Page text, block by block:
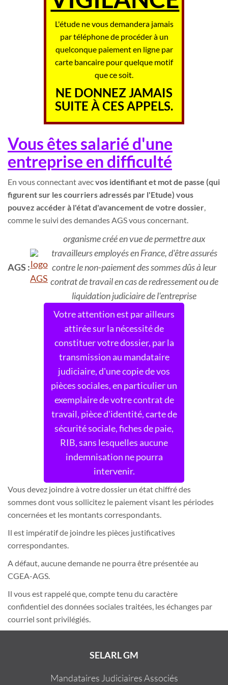
L'étude ne vous demandera jamais
par téléphone de procéder à un
quelconque paiement en ligne par
carte bancaire pour quelque motif
que ce soit.
NE DONNEZ JAMAIS
SUITE À CES APPELS.
Vous êtes salarié d'une
entreprise en difficulté
En vous connectant avecvos identifiant et mot de passe (qui
figurent sur les courriers adressés par l'Etude) vous
pouvez accéder à l'état d'avancement de votre dossier,
comme le suivi des demandes AGS vous concernant.
AGS :
organisme créé en vue de permettre aux
travailleurs employés en France, d'être assurés
contre le non-paiement des sommes dûs à leur
contrat de travail en cas de redressement ou de
liquidation judiciaire de l'entreprise
Votre attention est par ailleurs
attirée sur la nécessité de
constituer votre dossier, par la
transmission au mandataire
judiciaire, d'une copie de vos
pièces sociales, en particulier un
exemplaire de votre contrat de
travail, pièce d'identité, carte de
sécurité sociale, fiches de paie,
RIB, sans lesquelles aucune
indemnisation ne pourra
intervenir.
Vous devez joindre à votre dossier un état chiffré des
sommes dont vous sollicitez le paiement visant les périodes
concernées et les montants correspondants.
Il est impératif de joindre les pièces justificatives
correspondantes.
A défaut, aucune demande ne pourra être présentée au
CGEA-AGS.
Il vous est rappelé que, compte tenu du caractère
confidentiel des données sociales traitées, les échanges par
courriel sont privilégiés.
SELARL GM
Mandataires Judiciaires Associés